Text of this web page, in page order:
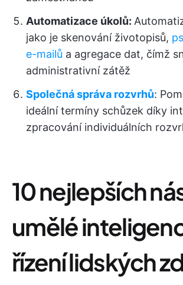
Automatizace úkolů:
jako je skenování životopisů,
e-mailů a agregace dat, čímž
administrativní zátěž
Společná správa rozvrhů:
ideální termíny schůzek díky
zpracování individuálních
10 nejlepších
umělé
řízení lidských